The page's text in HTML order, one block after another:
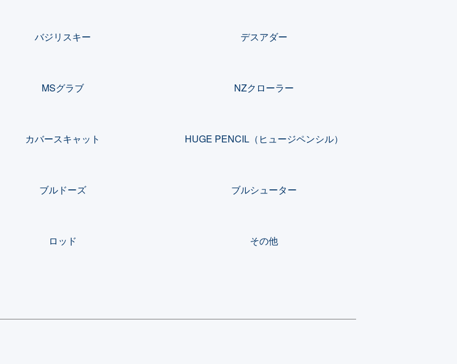
バジリスキー デスアダー
MSグラブ NZクローラー
カバースキャット HUGE PENCIL（ヒュージペンシル）
ブルドーズ ブルシューター
ロッド その他